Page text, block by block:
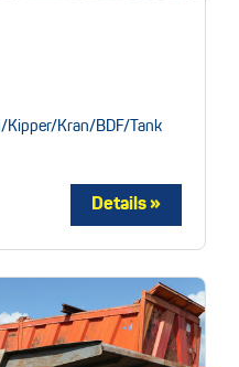
Kipper/Kran/BDF/Tank